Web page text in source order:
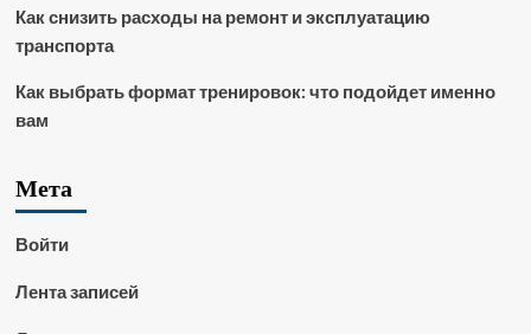
Как снизить расходы на ремонт и эксплуатацию
транспорта
Как выбрать формат тренировок: что подойдет именно
вам
Мета
Войти
Лента записей